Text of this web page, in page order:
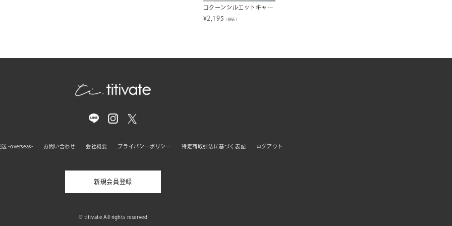
コクーンシルエットキャミソールワンピース
¥2,195 （税込）
送 -overseas- お問い合わせ 会社概要 プライバシーポリシー 特定商取引法に基づく表記 ログアウト
新規会員登録
© titivate All rights reserved